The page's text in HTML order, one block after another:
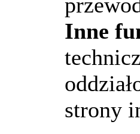
Inne
strony